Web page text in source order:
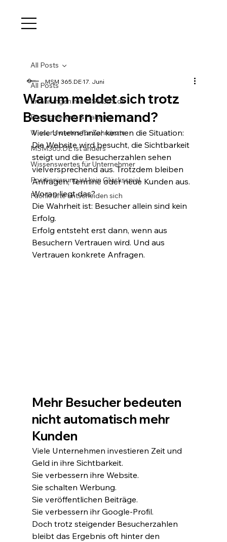
All Posts
Erfahrungen mit MSM365.de
Positionierung & Haltung
Wissenswertes für Zahnärzte
MSM365.DE ist anders
Wissenswertes für Unternehmer
Positionierung ist kein Glücksspiel
Fachkräfte entscheiden sich
All Posts
Warum meldet sich trotz
Besuchern niemand?
MSM 365.DE17. Juni
Viele Unternehmer kennen die Situation:
Die Website wird besucht, die Sichtbarkeit
steigt und die Besucherzahlen sehen
vielversprechend aus. Trotzdem bleiben
Anfragen, Termine oder neue Kunden aus.
Woran liegt das?
Die Wahrheit ist: Besucher allein sind kein
Erfolg.
Erfolg entsteht erst dann, wenn aus
Besuchern Vertrauen wird. Und aus
Vertrauen konkrete Anfragen.
Mehr Besucher bedeuten
nicht automatisch mehr
Kunden
Viele Unternehmen investieren Zeit und
Geld in ihre Sichtbarkeit.
Sie verbessern ihre Website.
Sie schalten Werbung.
Sie veröffentlichen Beiträge.
Sie verbessern ihr Google-Profil.
Doch trotz steigender Besucherzahlen
bleibt das Ergebnis oft hinter den